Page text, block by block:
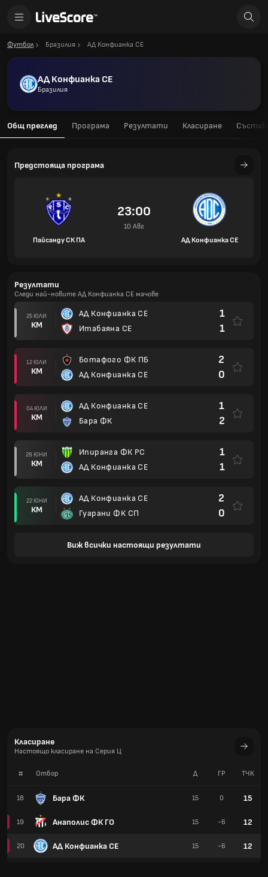
Футбол Бразилия АД Конфианка СЕ
АД Конфианка СЕ
Бразилия
Общ преглед Програма Резултати Класиране Състав
Предстояща програма
Пайсанду СК ПА
23:00
10 Авг
АД Конфианка СЕ
Резултати
Следи най-новите АД Конфианка СЕ мачове
25 ЮЛИ
КМ
АД Конфианка СЕ
Итабаяна СЕ
1
1
12 ЮЛИ
КМ
Ботафого ФК ПБ
АД Конфианка СЕ
2
0
04 ЮЛИ
КМ
АД Конфианка СЕ
Бара ФК
1
2
28 ЮНИ
КМ
Ипиранга ФК РС
АД Конфианка СЕ
1
1
22 ЮНИ
КМ
АД Конфианка СЕ
Гуарани ФК СП
2
0
Виж всички настоящи резултати
Класиране
Настоящо класиране на Серия Ц
# Отбор
18 Бара ФК
19 Анаполис ФК ГО
20 АД Конфианка СЕ
Д ГР TЧК
15 0 15
15 -6 12
15 -6 12